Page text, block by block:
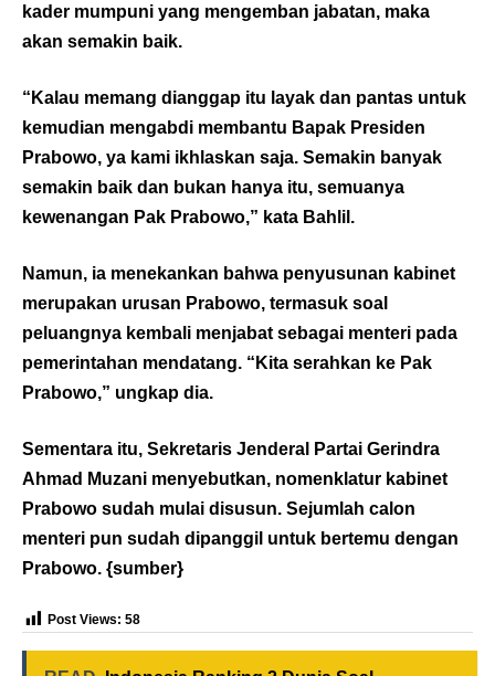
kader mumpuni yang mengemban jabatan, maka
akan semakin baik.
“Kalau memang dianggap itu layak dan pantas untuk
kemudian mengabdi membantu Bapak Presiden
Prabowo, ya kami ikhlaskan saja. Semakin banyak
semakin baik dan bukan hanya itu, semuanya
kewenangan Pak Prabowo,” kata Bahlil.
Namun, ia menekankan bahwa penyusunan kabinet
merupakan urusan Prabowo, termasuk soal
peluangnya kembali menjabat sebagai menteri pada
pemerintahan mendatang. “Kita serahkan ke Pak
Prabowo,” ungkap dia.
Sementara itu, Sekretaris Jenderal Partai Gerindra
Ahmad Muzani menyebutkan, nomenklatur kabinet
Prabowo sudah mulai disusun. Sejumlah calon
menteri pun sudah dipanggil untuk bertemu dengan
Prabowo. {sumber}
Post Views: 58